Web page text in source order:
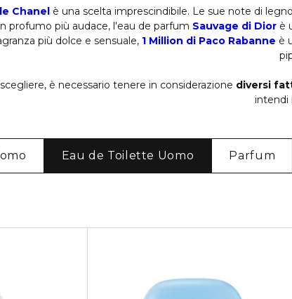
Chanelè una scelta imprescindibile. Le sue note di
profumo più audace, l'eau de parfum Sauvage di Diorè
più dolce e sensuale, 1 Million di Paco Rabanne è
è necessario tenere in considerazione diversi
intendi
Eau de Toilette Uomo Parfum